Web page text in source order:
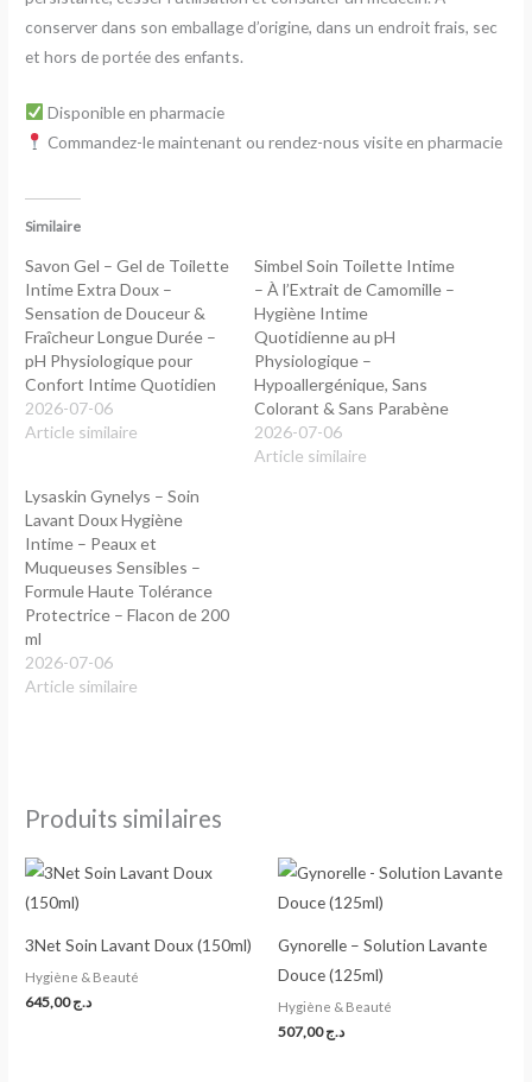
conserver dans son emballage d’origine, dans un endroit frais, sec
et hors de portée des enfants.
Disponible en pharmacie
Commandez-le maintenant ou rendez-nous visite en pharmacie
Similaire
Savon Gel – Gel de Toilette
Intime Extra Doux –
Sensation de Douceur &
Fraîcheur Longue Durée –
pH Physiologique pour
Confort Intime Quotidien
2026-07-06
Article similaire
Simbel Soin Toilette Intime
– À l’Extrait de Camomille –
Hygiène Intime
Quotidienne au pH
Physiologique –
Hypoallergénique, Sans
Colorant & Sans Parabène
2026-07-06
Article similaire
Lysaskin Gynelys – Soin
Lavant Doux Hygiène
Intime – Peaux et
Muqueuses Sensibles –
Formule Haute Tolérance
Protectrice – Flacon de 200
ml
2026-07-06
Article similaire
Produits similaires
3Net Soin Lavant Doux (150ml)
Hygiène & Beauté
د.ج645,00
Gynorelle – Solution Lavante
Douce (125ml)
Hygiène & Beauté
د.ج507,00